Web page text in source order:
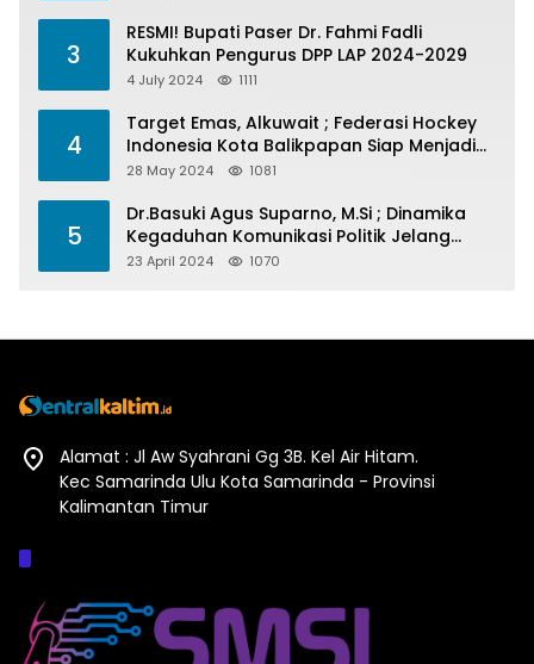
3
RESMI! Bupati Paser Dr. Fahmi Fadli
Kukuhkan Pengurus DPP LAP 2024-2029
4 July 2024 1111
4
Target Emas, Alkuwait ; Federasi Hockey
Indonesia Kota Balikpapan Siap Menjadi
Barometer Prestasi Di Kaltim
28 May 2024 1081
5
Dr.Basuki Agus Suparno, M.Si ; Dinamika
Kegaduhan Komunikasi Politik Jelang
Pesta Politik 2024
23 April 2024 1070
Alamat : Jl Aw Syahrani Gg 3B. Kel Air Hitam.
Kec Samarinda Ulu Kota Samarinda - Provinsi
Kalimantan Timur